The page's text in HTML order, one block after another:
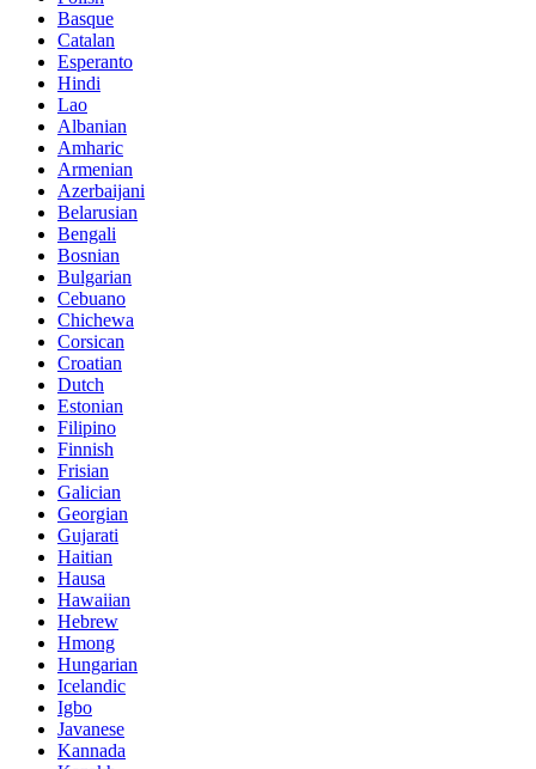
Basque
Catalan
Esperanto
Hindi
Lao
Albanian
Amharic
Armenian
Azerbaijani
Belarusian
Bengali
Bosnian
Bulgarian
Cebuano
Chichewa
Corsican
Croatian
Dutch
Estonian
Filipino
Finnish
Frisian
Galician
Georgian
Gujarati
Haitian
Hausa
Hawaiian
Hebrew
Hmong
Hungarian
Icelandic
Igbo
Javanese
Kannada